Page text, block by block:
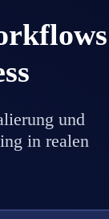
und
in realen